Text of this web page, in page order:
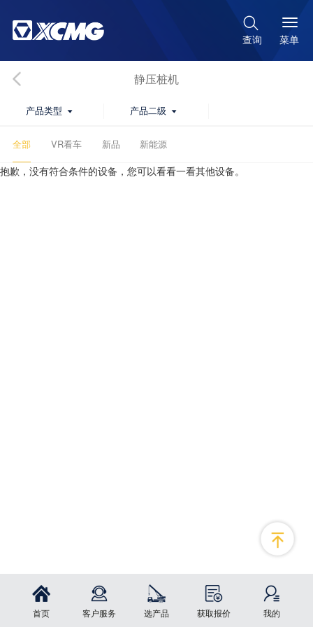

查询 菜单
首页 客户服务 选产品 获取报价 我的
静压桩机
产品类型  产品二级 
全部 VR看车 新品 新能源
抱歉，没有符合条件的设备，您可以看看一看其他设备。